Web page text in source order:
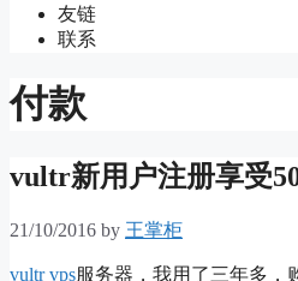
友链
联系
付款
vultr新用户注册享受
21/10/2016 by 王掌柜
vultr vps服务器，我用了三年多，